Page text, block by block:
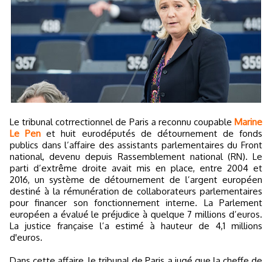
Le tribunal cotrrectionnel de Paris a reconnu coupable Marine
Le Pen et huit eurodéputés de détournement de fonds
publics dans l’affaire des assistants parlementaires du Front
national, devenu depuis Rassemblement national (RN). Le
parti d’extrême droite avait mis en place, entre 2004 et
2016, un système de détournement de l’argent européen
destiné à la rémunération de collaborateurs parlementaires
pour financer son fonctionnement interne. La Parlement
européen a évalué le préjudice à quelque 7 millions d’euros.
La justice française l’a estimé à hauteur de 4,1 millions
d'euros.